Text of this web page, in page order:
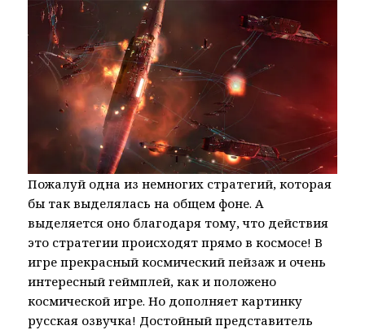
Пожалуй одна из немногих стратегий, которая
бы так выделялась на общем фоне. А
выделяется оно благодаря тому, что действия
это стратегии происходят прямо в космосе! В
игре прекрасный космический пейзаж и очень
интересный геймплей, как и положено
космической игре. Но дополняет картинку
русская озвучка! Достойный представитель